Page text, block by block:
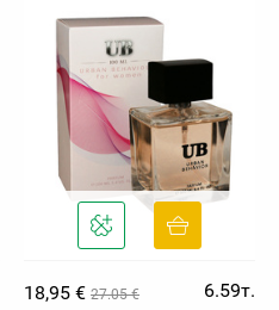
18,95 € 27.05 €
6.59т.